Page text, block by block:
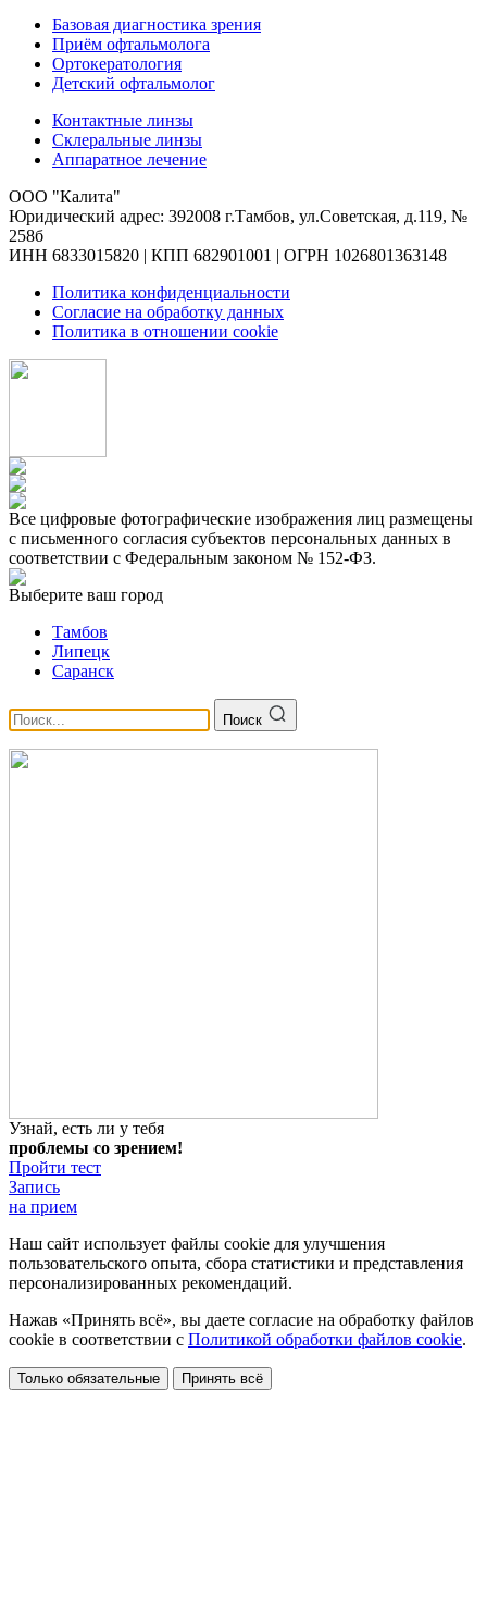
Базовая диагностика зрения
Приём офтальмолога
Ортокератология
Детский офтальмолог
Контактные линзы
Склеральные линзы
Аппаратное лечение
ООО "Калита"
Юридический адрес: 392008 г.Тамбов, ул.Советская, д.119, №
258б
ИНН 6833015820 | КПП 682901001 | ОГРН 1026801363148
Политика конфиденциальности
Согласие на обработку данных
Политика в отношении cookie
Все цифровые фотографические изображения лиц размещены
с письменного согласия субъектов персональных данных в
соответствии с Федеральным законом № 152-ФЗ.
Выберите ваш город
Тамбов
Липецк
Саранск
Поиск
Узнай, есть ли у тебя
проблемы со зрением!
Пройти тест
Запись
на прием
Наш сайт использует файлы cookie для улучшения
пользовательского опыта, сбора статистики и представления
персонализированных рекомендаций.
Нажав «Принять всё», вы даете согласие на обработку файлов
cookie в соответствии с Политикой обработки файлов cookie.
Только обязательные Принять всё